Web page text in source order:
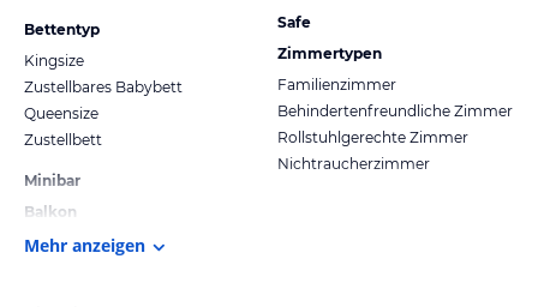
Bettentyp
Kingsize
Zustellbares Babybett
Queensize
Zustellbett
Minibar
Balkon
Safe
Zimmertypen
Familienzimmer
Behindertenfreundliche Zimmer
Rollstuhlgerechte Zimmer
Nichtraucherzimmer
Mehr anzeigen